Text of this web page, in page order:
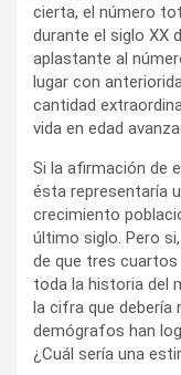
cierta, el número
durante el siglo XX
aplastante al
lugar con
cantidad
vida en edad
Si la afirmación de
ésta representaría
crecimiento
último siglo. Pero
de que tres cuartos
toda la historia del
la cifra que debería
demógrafos han
¿Cuál sería una